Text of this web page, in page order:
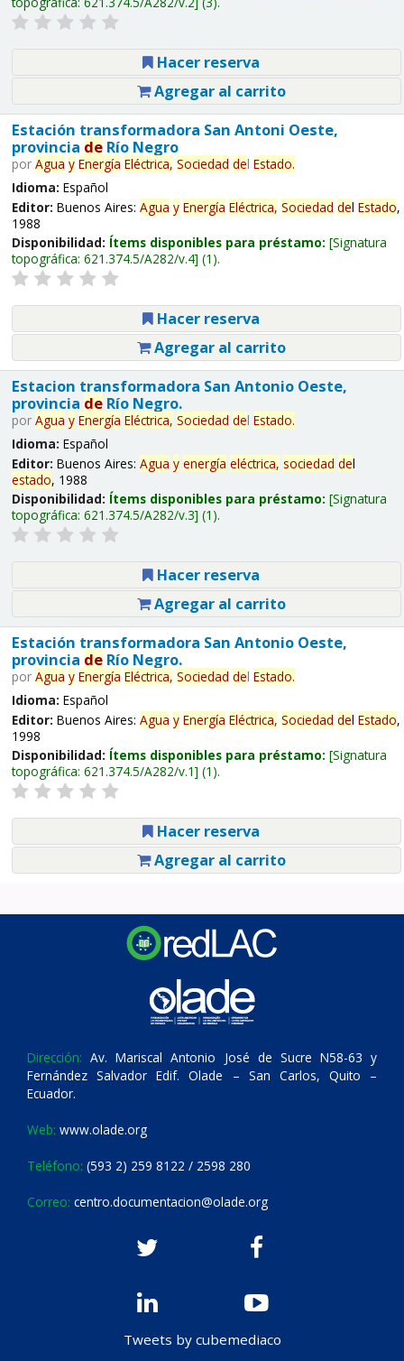
Hacer reserva
Agregar al carrito
Estación transformadora San Antoni Oeste,
provincia deRío Negro
por Agua y Energía Eléctrica, Sociedad del Estado.
Idioma: Español
Editor: Buenos Aires: Agua y Energía Eléctrica, Sociedad del Estado,
1988
Disponibilidad: Ítems disponibles para préstamo: Signatura
topográfica: 621.374.5/A282/v.4 (1).
Hacer reserva
Agregar al carrito
Estacion transformadora San Antonio Oeste,
provincia deRío Negro.
por Agua y Energía Eléctrica, Sociedad del Estado.
Idioma: Español
Editor: Buenos Aires: Agua y energía eléctrica, sociedad del
estado, 1988
Disponibilidad: Ítems disponibles para préstamo: Signatura
topográfica: 621.374.5/A282/v.3 (1).
Hacer reserva
Agregar al carrito
Estación transformadora San Antonio Oeste,
provincia deRío Negro.
por Agua y Energía Eléctrica, Sociedad del Estado.
Idioma: Español
Editor: Buenos Aires: Agua y Energía Eléctrica, Sociedad del Estado,
1998
Disponibilidad: Ítems disponibles para préstamo: Signatura
topográfica: 621.374.5/A282/v.1 (1).
Hacer reserva
Agregar al carrito
Dirección: Av. Mariscal Antonio José de Sucre N58-63 y
Fernández Salvador Edif. Olade – San Carlos, Quito –
Ecuador.
Web: www.olade.org
Teléfono: (593 2) 259 8122 / 2598 280
Correo: centro.documentacion@olade.org
Tweets by cubemediaco